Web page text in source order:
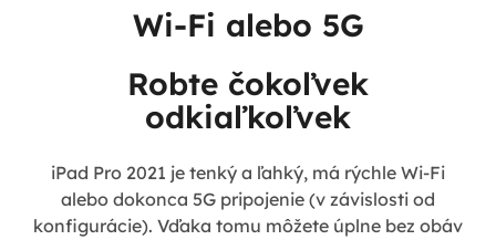
Wi-Fi alebo 5G
Robte čokoľvek
odkiaľkoľvek
iPad Pro 2021 je tenký a ľahký, má rýchle Wi-Fi
alebo dokonca 5G pripojenie (v závislosti od
konfigurácie). Vďaka tomu môžete úplne bez obáv